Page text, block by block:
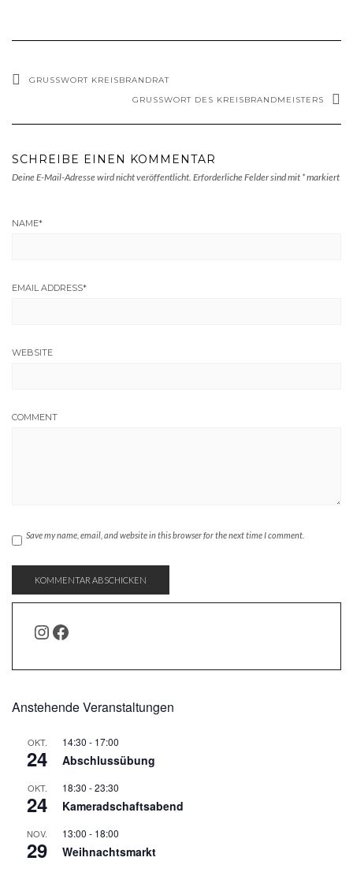
GRUSSWORT KREISBRANDRAT
GRUSSWORT DES KREISBRANDMEISTERS
SCHREIBE EINEN KOMMENTAR
Deine E-Mail-Adresse wird nicht veröffentlicht. Erforderliche Felder sind mit *markiert
NAME*
EMAIL ADDRESS*
WEBSITE
COMMENT
Save my name, email, and website in this browser for the next time I comment.
INSTAGRAM
FACEBOOK
Anstehende Veranstaltungen
OKT.
24
14:30 - 17:00
Abschlussübung
OKT.
24
18:30 -23:30
Kameradschaftsabend
NOV.
29
13:00 - 18:00
Weihnachtsmarkt